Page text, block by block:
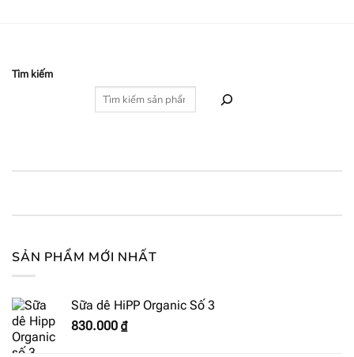
Tìm kiếm
SẢN PHẨM MỚI NHẤT
Sữa dê HiPP Organic Số 3
830.000 ₫